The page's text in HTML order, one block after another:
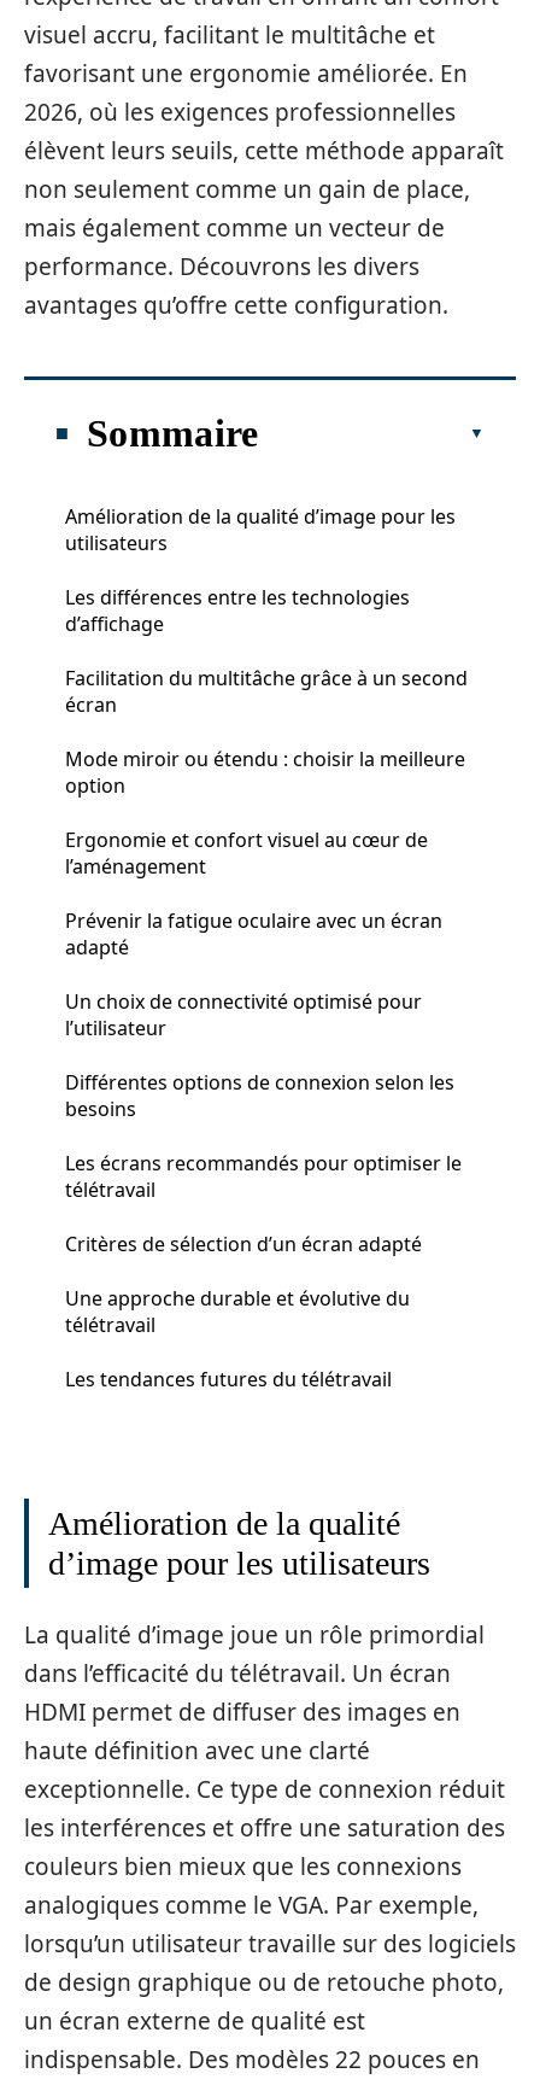
visuel accru, facilitant le multitâche et
favorisant une ergonomie améliorée. En
2026, où les exigences professionnelles
élèvent leurs seuils, cette méthode apparaît
non seulement comme un gain de place,
mais également comme un vecteur de
performance. Découvrons les divers
avantages qu’offre cette configuration.
Sommaire
Amélioration de la qualité d’image pour les
utilisateurs
Les différences entre les technologies
d’affichage
Facilitation du multitâche grâce à un second
écran
Mode miroir ou étendu : choisir la meilleure
option
Ergonomie et confort visuel au cœur de
l’aménagement
Prévenir la fatigue oculaire avec un écran
adapté
Un choix de connectivité optimisé pour
l’utilisateur
Différentes options de connexion selon les
besoins
Les écrans recommandés pour optimiser le
télétravail
Critères de sélection d’un écran adapté
Une approche durable et évolutive du
télétravail
Les tendances futures du télétravail
Amélioration de la qualité
d’image pour les utilisateurs
La qualité d’image joue un rôle primordial
dans l’efficacité du télétravail. Un écran
HDMI permet de diffuser des images en
haute définition avec une clarté
exceptionnelle. Ce type de connexion réduit
les interférences et offre une saturation des
couleurs bien mieux que les connexions
analogiques comme le VGA. Par exemple,
lorsqu’un utilisateur travaille sur des logiciels
de design graphique ou de retouche photo,
un écran externe de qualité est
indispensable. Des modèles 22 pouces en